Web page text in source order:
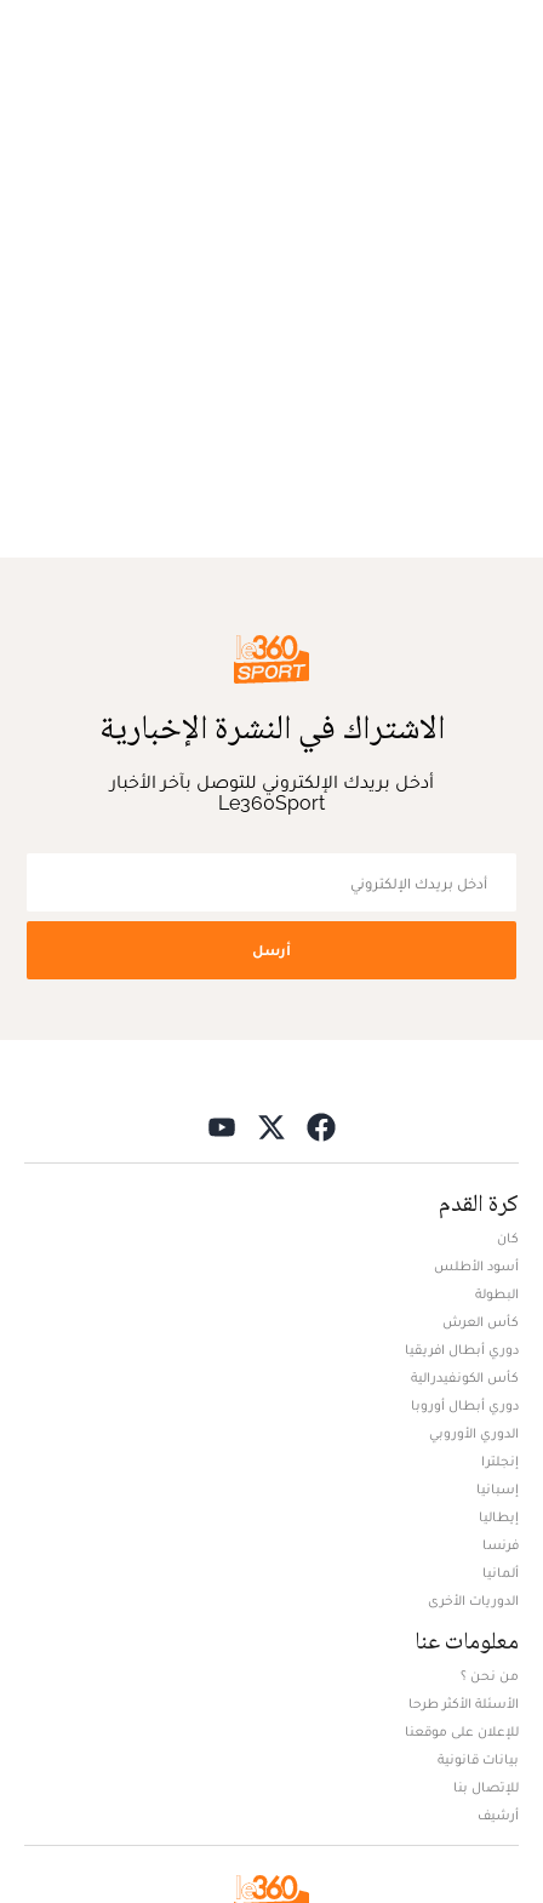
الاشتراك في النشرة الإخبارية
أدخل بريدك الإلكتروني للتوصل بآخر الأخبار
Le360Sport
أرسل
كرة القدم
كان
أسود الأطلس
البطولة
كأس العرش
دوري أبطال افريقيا
كأس الكونفيدرالية
دوري أبطال أوروبا
الدوري الأوروبي
إنجلترا
إسبانيا
إيطاليا
فرنسا
ألمانيا
الدوريات الأخرى
معلومات عنا
من نحن ؟
الأسئلة الأكثر طرحا
للإعلان على موقعنا
بيانات قانونية
للإتصال بنا
أرشيف